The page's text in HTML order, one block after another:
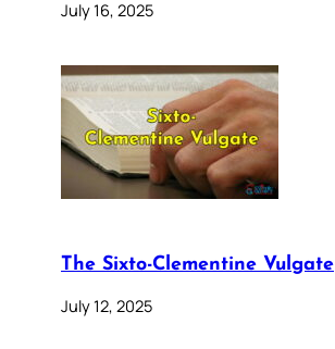
July 16, 2025
The Sixto-Clementine Vulgate
July 12, 2025